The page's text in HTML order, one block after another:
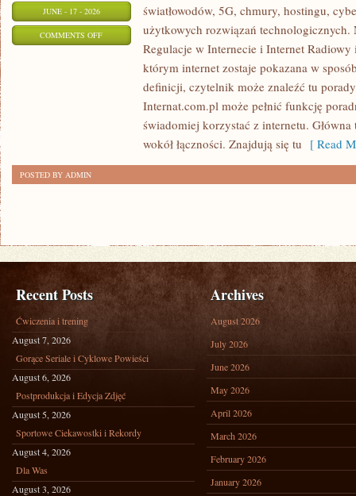
JUNE - 17 - 2026
COMMENTS OFFON
PRZECHOWYWANIE
światłowodów, 5G, chmury, hostingu,
użytkowych rozwiązań technologicznych.
Regulacje w Internecie i Internet
którym internet zostaje pokazana w
definicji, czytelnik może znaleźć tu
Internat.com.pl może pełnić funkcję
świadomiej korzystać z internetu.
wokół łączności. Znajdują się tu [ Read
POSTED BY ADMIN
Recent Posts
Ćwiczenia i trening
August 7, 2026
Gorące Seriale i Cyklowe Powieści
August 6, 2026
Postprodukcja i Edycja Zdjęć
August 5, 2026
Sportowe Ciekawostki i Rekordy
August 4, 2026
Dla Was
August 3, 2026
Archives
August 2026
July 2026
June 2026
May 2026
April 2026
March 2026
February 2026
January 2026